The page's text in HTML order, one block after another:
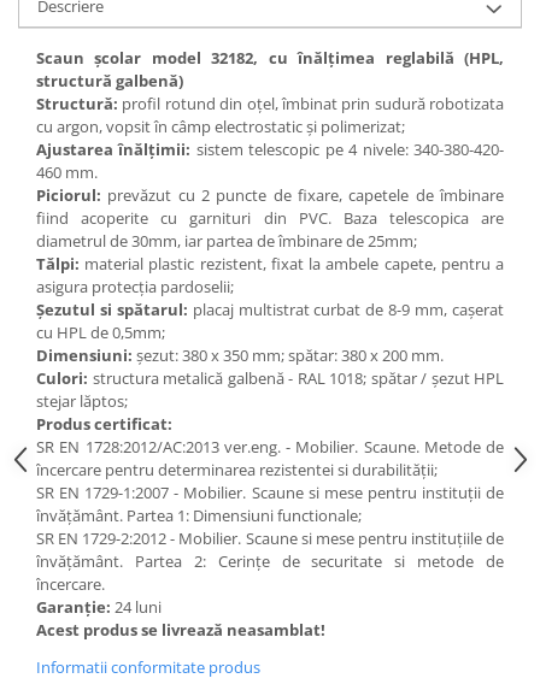
Oferta Mobilier Clasa
Table/Display-uri Interactive
Table Interactive
Display-uri Interactive
Accesorii/Standuri
Videoproiectoare si Echipamente IT
Videoproiectoare
Videoproiectoare
Suporti si Accesorii
Videoproiectoare
Ecrane Proiectie
Laptopuri si Accesorii
Laptopuri
Accesorii Laptopuri
All in One/PC
All in One
Periferice PC
Conectivitate si Accesorii
Monitoare
Tablete si Accesorii
Imprimante si Multifunctionale
Descriere
Scaun școlar model 32182, cu înălțimea reglabilă (HPL,
structură galbenă)
Structură: profil rotund din oțel, îmbinat prin sudură robotizata
cu argon, vopsit în câmp electrostatic și polimerizat;
Ajustarea înălțimii: sistem telescopic pe 4 nivele: 340-380-420-
460 mm.
Piciorul: prevăzut cu 2 puncte de fixare, capetele de îmbinare
fiind acoperite cu garnituri din PVC. Baza telescopica are
diametrul de 30mm, iar partea de îmbinare de 25mm;
Tălpi: material plastic rezistent, fixat la ambele capete, pentru a
asigura protecția pardoselii;
Șezutul si spătarul: placaj multistrat curbat de 8-9 mm, cașerat
cu HPL de 0,5mm;
Dimensiuni: șezut: 380 x 350 mm; spătar: 380 x 200 mm.
Culori: structura metalică galbenă - RAL 1018; spătar / șezut HPL
stejar lăptos;
Produs certificat:
SR EN 1728:2012/AC:2013 ver.eng. - Mobilier. Scaune. Metode de
încercare pentru determinarea rezistentei si durabilității;
SR EN 1729-1:2007 - Mobilier. Scaune si mese pentru instituții de
învățământ. Partea 1: Dimensiuni functionale;
SR EN 1729-2:2012 - Mobilier. Scaune si mese pentru instituțiile de
învățământ. Partea 2: Cerințe de securitate si metode de
încercare.
Garanție: 24 luni
Acest produs se livrează neasamblat!
Informatii conformitate produs